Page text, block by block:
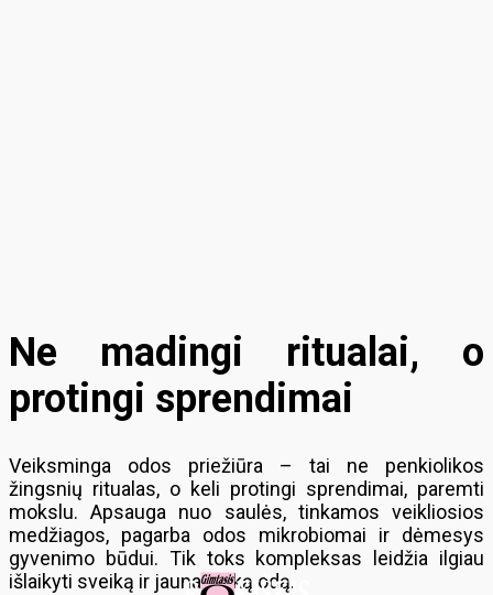
Ne madingi ritualai, o
protingi sprendimai
Veiksminga odos priežiūra – tai ne penkiolikos
žingsnių ritualas, o keli protingi sprendimai, paremti
mokslu. Apsauga nuo saulės, tinkamos veikliosios
medžiagos, pagarba odos mikrobiomai ir dėmesys
gyvenimo būdui. Tik toks kompleksas leidžia ilgiau
išlaikyti sveiką ir jaunatvišką odą.